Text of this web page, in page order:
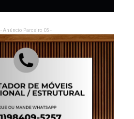
- Anúncio Parceiro 05 -